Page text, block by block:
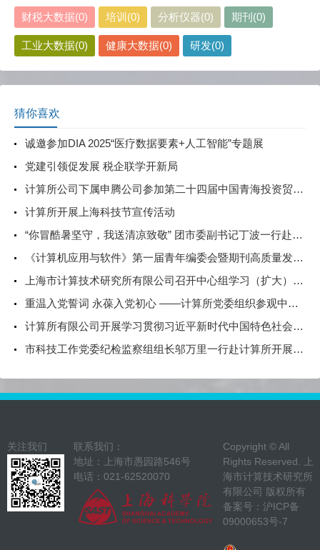
财税大数据(0) 培训(0) 分析仪器(0) 期刊(0)
工业大数据(0) 健康大数据(0) 研发(0)
猜你喜欢
诚邀参加DIA 2025“医疗数据要素+人工智能”专题展
党建引领促发展 税企联学开新局
计算所公司下属申腾公司参加第二十四届中国青海投资贸易洽谈会
计算所开展上海科技节宣传活动
“你冒酷暑坚守，我送清凉致敬” 团市委副书记丁波一行赴计算所高温慰问一线青年职工
《计算机应用与软件》第一届青年编委会暨期刊高质量发展研讨会顺利召开
上海市计算技术研究所有限公司召开中心组学习（扩大）会——专题学习习近平论坚持总体国家安全观
重温入党誓词 永葆入党初心 ——计算所党委组织参观中共一大纪念馆
计算所有限公司开展学习贯彻习近平新时代中国特色社会主义思想主题教育中心组学习会暨第三期读书班活动
市科技工作党委纪检监察组组长邬万里一行赴计算所开展调研座谈
关注我们
联系我们：
地址：上海市愚园路546号
电话：021-62520070
Copyright © All
Rights Reserved. 上
海市计算技术研究所
有限公司 版权所有
备案号： 沪ICP备
09000653号-7